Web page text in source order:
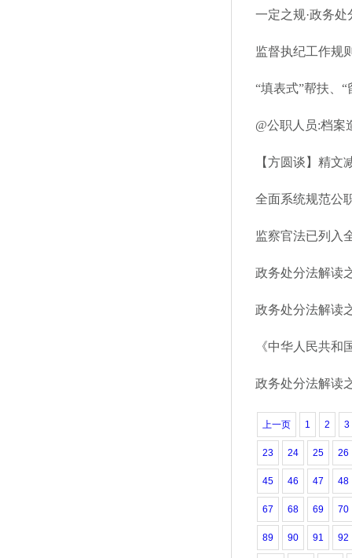
一定之规·政务
“填表式”帮扶、
@公职人员:档案
【方圆谈】精文
全面系统规范公
政务处分法解读
政务处分法解读
《中华人民共和
政务处分法解读
上一页 1 2 3
23 24 25 26
45 46 47 48
67 68 69 70
89 90 91 92